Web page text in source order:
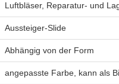
Luftbläser, Reparatur- und
Aussteiger-Slide
Abhängig von der Form
angepasste Farbe, kann als